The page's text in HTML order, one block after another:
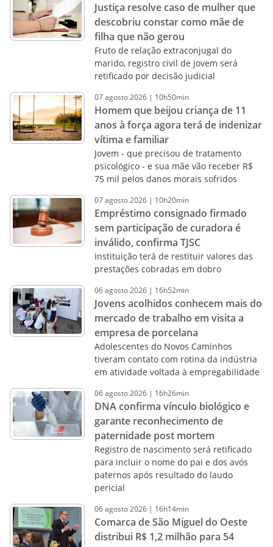
Justiça resolve caso de mulher que
descobriu constar como mãe de
filha que não gerou
Fruto de relação extraconjugal do
marido, registro civil de jovem será
retificado por decisão judicial
07agosto2026 | 10h50min
Homem que beijou criança de 11
anos à força agora terá de indenizar
vítima e familiar
Jovem - que precisou de tratamento
psicológico - e sua mãe vão receber R$
75 mil pelos danos morais sofridos
07agosto2026 | 10h20min
Empréstimo consignado firmado
sem participação de curadora é
inválido, confirma TJSC
Instituição terá de restituir valores das
prestações cobradas em dobro
06agosto2026 | 16h52min
Jovens acolhidos conhecem mais do
mercado de trabalho em visita a
empresa de porcelana
Adolescentes do Novos Caminhos
tiveram contato com rotina da indústria
em atividade voltada à empregabilidade
06agosto2026 | 16h26min
DNA confirma vínculo biológico e
garante reconhecimento de
paternidade post mortem
Registro de nascimento será retificado
para incluir o nome do pai e dos avós
paternos após resultado do laudo
pericial
06agosto2026 | 16h14min
Comarca de São Miguel do Oeste
distribui R$ 1,2 milhão para 54